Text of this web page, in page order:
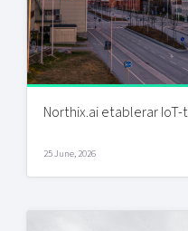
Northix.ai etablerar
25 June, 2026